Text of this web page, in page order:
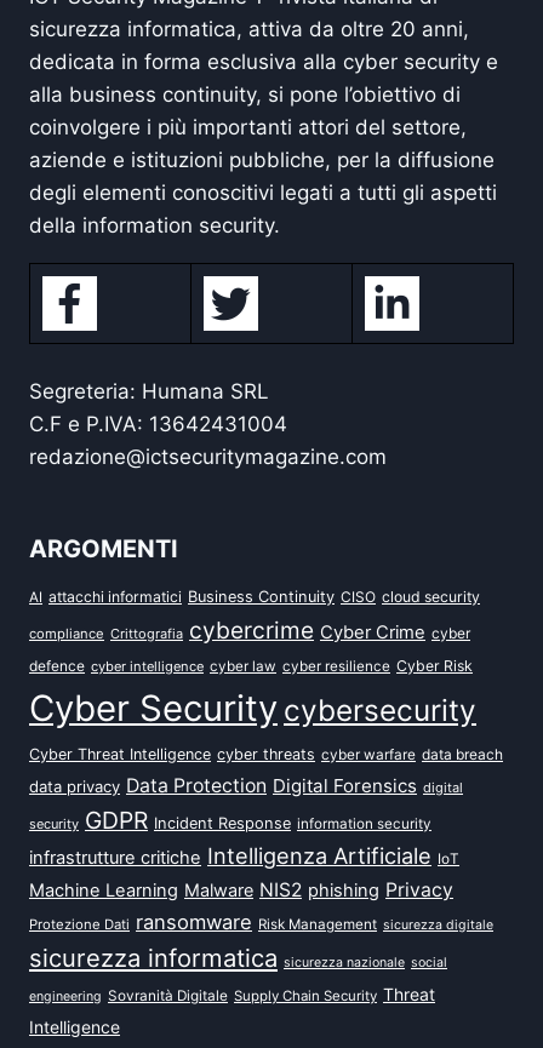
sicurezza informatica, attiva da oltre 20 anni,
dedicata in forma esclusiva alla cyber security e
alla business continuity, si pone l’obiettivo di
coinvolgere i più importanti attori del settore,
aziende e istituzioni pubbliche, per la diffusione
degli elementi conoscitivi legati a tutti gli aspetti
della information security.
Segreteria: Humana SRL
C.F e P.IVA: 13642431004
redazione@ictsecuritymagazine.com
ARGOMENTI
AI attacchi informatici Business Continuity CISO cloud security
compliance Crittografia cybercrime Cyber Crime cyber
defence cyber intelligence cyber law cyber resilience Cyber Risk
Cyber Security cybersecurity
Cyber Threat Intelligence cyber threats cyber warfare data breach
data privacy Data Protection Digital Forensics digital
security GDPR Incident Response information security
infrastrutture critiche Intelligenza Artificiale IoT
Machine Learning Malware NIS2 phishing Privacy
Protezione Dati ransomware Risk Management sicurezza digitale
sicurezza informatica sicurezza nazionale social
engineering Sovranità Digitale Supply Chain Security Threat
Intelligence